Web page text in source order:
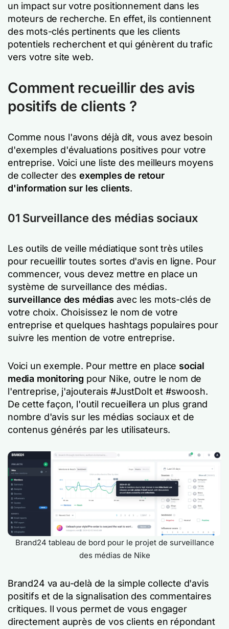
un impact sur votre positionnement dans les
moteurs de recherche. En effet, ils contiennent
des mots-clés pertinents que les clients
potentiels recherchent et qui génèrent du trafic
vers votre site web.
Comment recueillir des avis
positifs de clients ?
Comme nous l'avons déjà dit, vous avez besoin
d'exemples d'évaluations positives pour votre
entreprise. Voici une liste des meilleurs moyens
de collecter des exemples de retour
d'information sur les clients.
01 Surveillance des médias sociaux
Les outils de veille médiatique sont très utiles
pour recueillir toutes sortes d'avis en ligne. Pour
commencer, vous devez mettre en place un
système de surveillance des médias.
surveillance des médias avec les mots-clés de
votre choix. Choisissez le nom de votre
entreprise et quelques hashtags populaires pour
suivre les mention de votre entreprise.
Voici un exemple. Pour mettre en place social
media monitoring pour Nike, outre le nom de
l'entreprise, j'ajouterais #JustDoIt et #swoosh.
De cette façon, l'outil recueillera un plus grand
nombre d'avis sur les médias sociaux et de
contenus générés par les utilisateurs.
Brand24 tableau de bord pour le projet de surveillance
des médias de Nike
Brand24 va au-delà de la simple collecte d'avis
positifs et de la signalisation des commentaires
critiques. Il vous permet de vous engager
directement auprès de vos clients en répondant